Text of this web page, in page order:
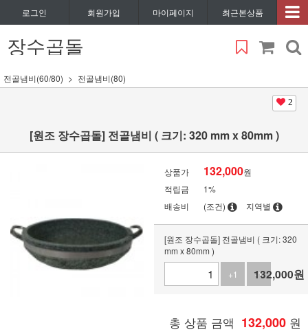
로그인 회원가입 마이페이지 최근본상품
장수곱돌
전골냄비(60/80) 전골냄비(80)
2
[원조 장수곱돌] 전골냄비 ( 크기: 320 mm x 80mm )
상품가 132,000원
적립금
1%
배송비
(조건) 지역별
[원조 장수곱돌] 전골냄비 ( 크기: 320
mm x 80mm )
+1
-1
132,000원
총 상품 금액 132,000 원